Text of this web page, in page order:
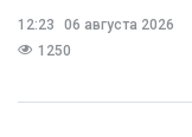
12:23
06 августа 2026
1250